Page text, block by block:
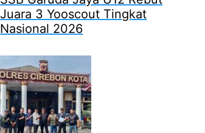
Juara 3 Yooscout Tingkat
Nasional 2026